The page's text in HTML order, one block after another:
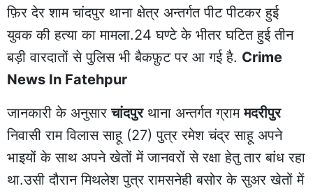
फ़िर देर शाम चांदपुर थाना क्षेत्र अन्तर्गत पीट पीटकर हुई
युवक की हत्या का मामला.24 घण्टे के भीतर घटित हुई तीन
बड़ी वारदातों से पुलिस भी बैकफ़ुट पर आ गई है. Crime
News In Fatehpur
जानकारी के अनुसारचांदपुरथाना अन्तर्गत ग्राममदरीपुर
निवासी राम विलास साहू (27) पुत्र रमेश चंद्र साहू अपने
भाइयों के साथ अपने खेतों में जानवरों से रक्षा हेतु तार बांध रहा
था.उसी दौरान मिथलेश पुत्र रामसनेही बसोर के सुअर खेतों में